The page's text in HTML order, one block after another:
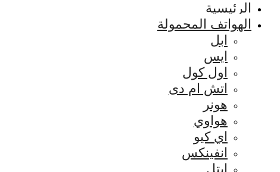
الرئيسية
الهواتف المحمولة
ابل
ايس
اول كول
اتش ام دى
هونر
هواوي
اي كيو
انفينكس
ايتل